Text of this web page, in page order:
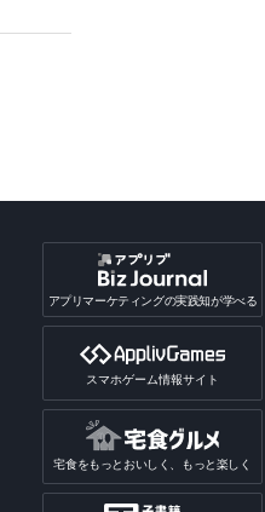
アプリマーケティングの実践知が学べる
スマホゲーム情報サイト
宅食をもっとおいしく、もっと楽しく